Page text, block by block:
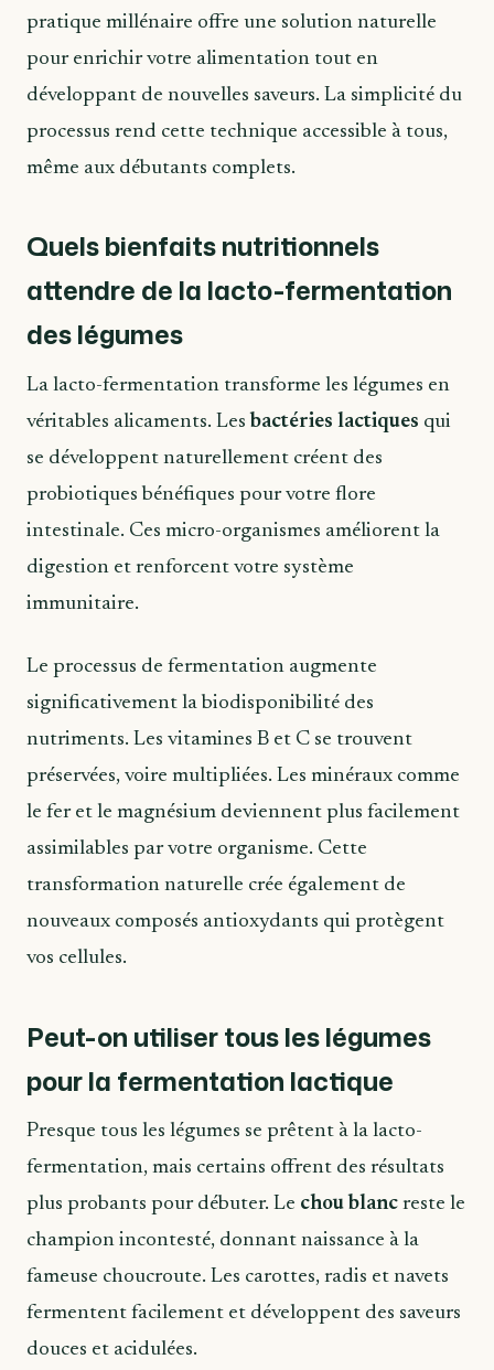
pratique millénaire offre une solution naturelle
pour enrichir votre alimentation tout en
développant de nouvelles saveurs. La simplicité du
processus rend cette technique accessible à tous,
même aux débutants complets.
Quels bienfaits nutritionnels
attendre de la lacto-fermentation
des légumes
La lacto-fermentation transforme les légumes en
véritables alicaments. Les bactéries lactiques qui
se développent naturellement créent des
probiotiques bénéfiques pour votre flore
intestinale. Ces micro-organismes améliorent la
digestion et renforcent votre système
immunitaire.
Le processus de fermentation augmente
significativement la biodisponibilité des
nutriments. Les vitamines B et C se trouvent
préservées, voire multipliées. Les minéraux comme
le fer et le magnésium deviennent plus facilement
assimilables par votre organisme. Cette
transformation naturelle crée également de
nouveaux composés antioxydants qui protègent
vos cellules.
Peut-on utiliser tous les légumes
pour la fermentation lactique
Presque tous les légumes se prêtent à la lacto-
fermentation, mais certains offrent des résultats
plus probants pour débuter. Le chou blanc reste le
champion incontesté, donnant naissance à la
fameuse choucroute. Les carottes, radis et navets
fermentent facilement et développent des saveurs
douces et acidulées.